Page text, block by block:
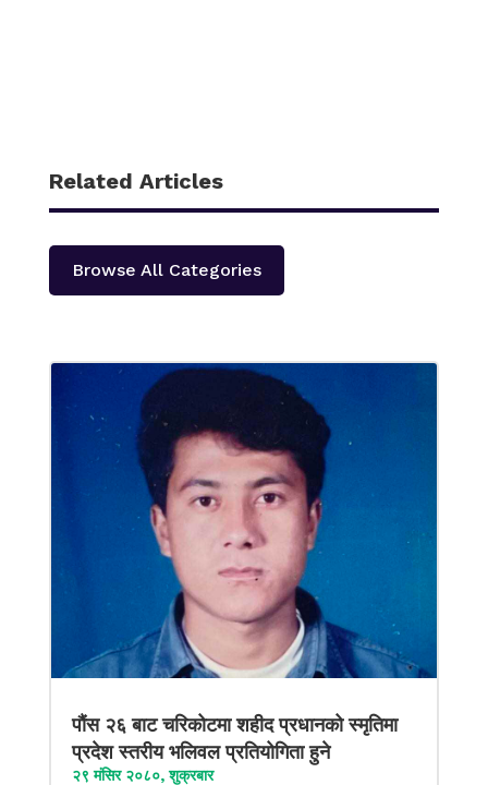
Related Articles
Browse All Categories
पौंस २६ बाट चरिकोटमा शहीद प्रधानको स्मृतिमा
प्रदेश स्तरीय भलिवल प्रतियोगिता हुने
२९ मंसिर २०८०, शुक्रबार